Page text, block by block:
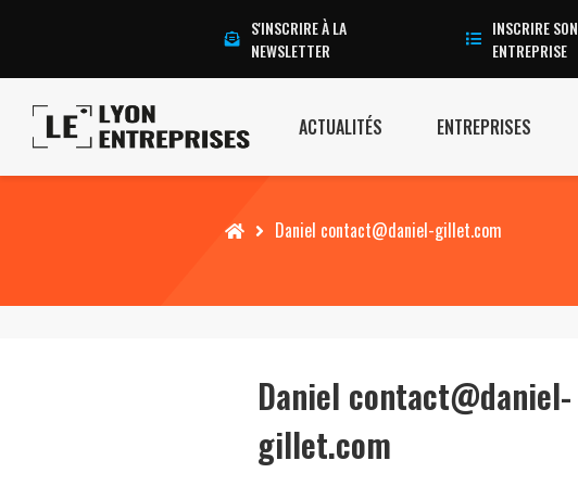
S'INSCRIRE À LA
NEWSLETTER
INSCRIRE SON
ENTREPRISE
ACTUALITÉS ENTREPRISES
Accueil Daniel contact@daniel-gillet.com
Daniel contact@daniel-
gillet.com